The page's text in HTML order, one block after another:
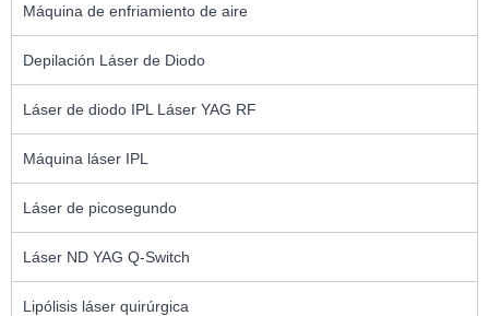
Máquina de enfriamiento de aire
Depilación Láser de Diodo
Láser de diodo IPL Láser YAG RF
Máquina láser IPL
Láser de picosegundo
Láser ND YAG Q-Switch
Lipólisis láser quirúrgica